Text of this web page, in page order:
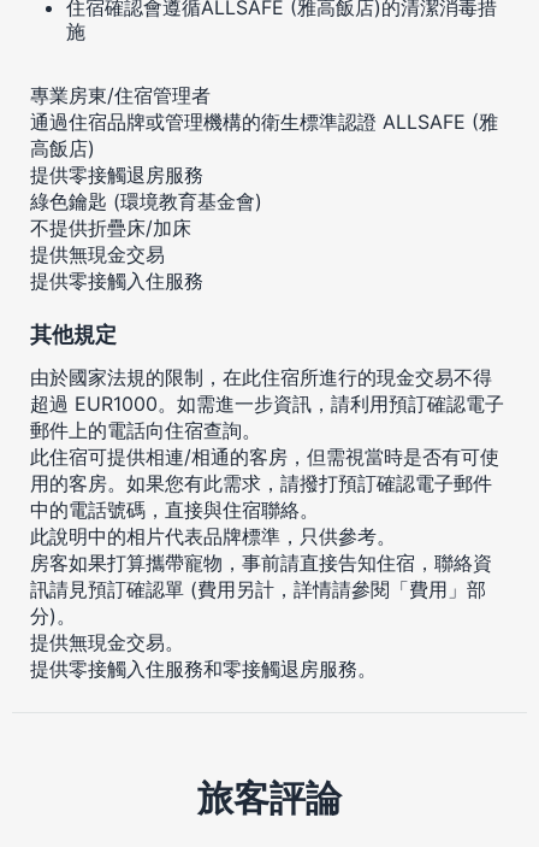
住宿確認會遵循ALLSAFE (雅高飯店)的清潔消毒措
施
專業房東/住宿管理者
通過住宿品牌或管理機構的衛生標準認證 ALLSAFE (雅
高飯店)
提供零接觸退房服務
綠色鑰匙 (環境教育基金會)
不提供折疊床/加床
提供無現金交易
提供零接觸入住服務
其他規定
由於國家法規的限制，在此住宿所進行的現金交易不得
超過 EUR1000。如需進一步資訊，請利用預訂確認電子
郵件上的電話向住宿查詢。
此住宿可提供相連/相通的客房，但需視當時是否有可使
用的客房。如果您有此需求，請撥打預訂確認電子郵件
中的電話號碼，直接與住宿聯絡。
此說明中的相片代表品牌標準，只供參考。
房客如果打算攜帶寵物，事前請直接告知住宿，聯絡資
訊請見預訂確認單 (費用另計，詳情請參閱「費用」部
分)。
提供無現金交易。
提供零接觸入住服務和零接觸退房服務。
旅客評論